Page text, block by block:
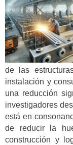
de las
instalación y
una reducción
investigadores
está en
de reducir la
construcción y